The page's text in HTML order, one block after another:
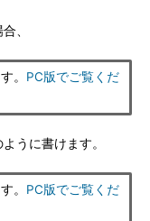
、
。 PC版でご覧くだ
うに書けます。
。 PC版でご覧くだ